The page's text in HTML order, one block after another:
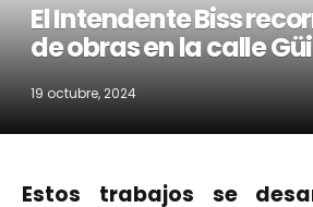
El Intendente Biss
de obras en la calle
19 octubre, 2024
Estos trabajos se